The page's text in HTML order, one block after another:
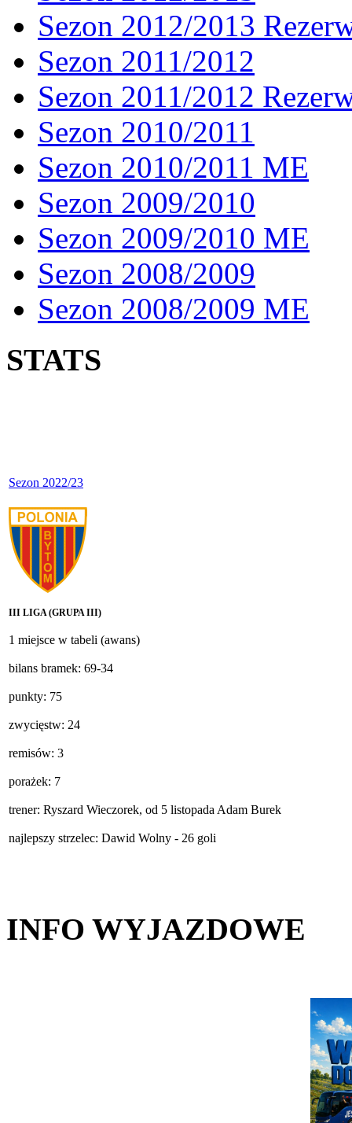
Sezon 2012/2013
Sezon 2011/2012
Sezon 2011/2012
Sezon 2010/2011
Sezon 2010/2011 ME
Sezon 2009/2010
Sezon 2009/2010 ME
Sezon 2008/2009
Sezon 2008/2009 ME
STATS
Sezon 2022/23
III LIGA (GRUPA III)
1 miejsce w tabeli (awans)
bilans bramek: 69-34
punkty: 75
zwycięstw: 24
remisów: 3
porażek: 7
trener: Ryszard Wieczorek, od 5 listopada Adam Burek
najlepszy strzelec: Dawid Wolny - 26 goli
INFO WYJAZDOWE